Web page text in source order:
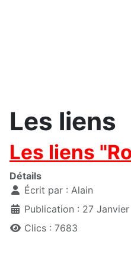
Les liens
Les liens
Détails
Écrit par : Alain
Publication : 27
Clics : 7683